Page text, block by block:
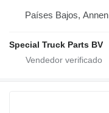
Países Bajos, Annen
Special Truck Parts BV